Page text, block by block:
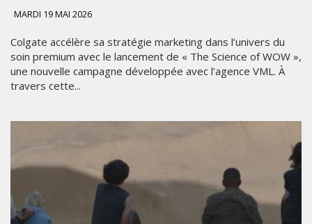
MARDI 19 MAI 2026
Colgate accélère sa stratégie marketing dans l’univers du
soin premium avec le lancement de « The Science of WOW »,
une nouvelle campagne développée avec l’agence VML. À
travers cette...